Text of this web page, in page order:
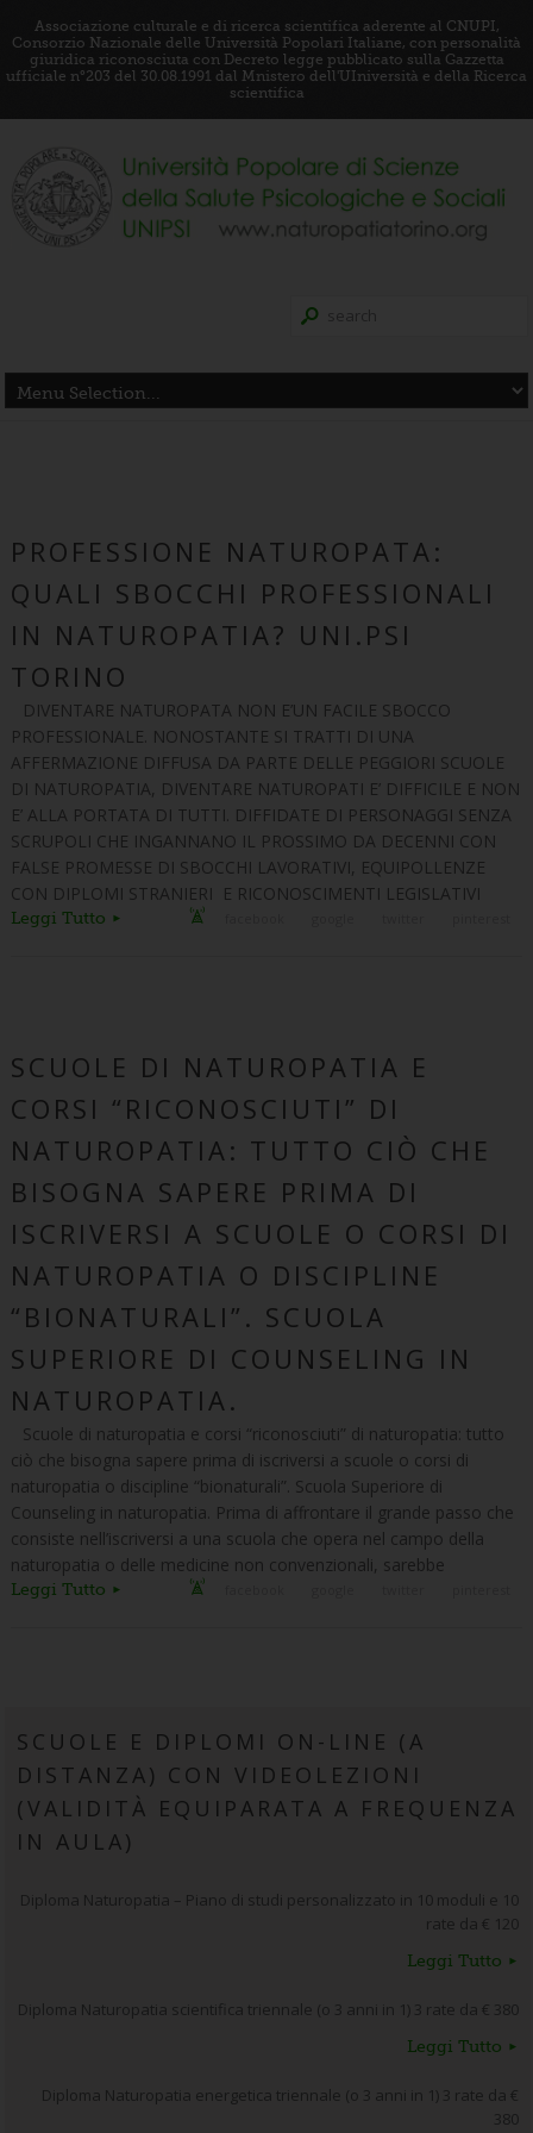
Associazione culturale e di ricerca scientifica aderente al CNUPI,
Consorzio Nazionale delle Università Popolari Italiane, con personalità
giuridica riconosciuta con Decreto legge pubblicato sulla Gazzetta
ufficiale n°203 del 30.08.1991 dal Mnistero dell'UIniversità e della Ricerca
scientifica
PROFESSIONE NATUROPATA:
QUALI SBOCCHI PROFESSIONALI
IN NATUROPATIA? UNI.PSI
TORINO
DIVENTARE NATUROPATA NON E’UN FACILE SBOCCO
PROFESSIONALE. NONOSTANTE SI TRATTI DI UNA
AFFERMAZIONE DIFFUSA DA PARTE DELLE PEGGIORI SCUOLE
DI NATUROPATIA, DIVENTARE NATUROPATI E’ DIFFICILE E NON
E’ ALLA PORTATA DI TUTTI. DIFFIDATE DI PERSONAGGI SENZA
SCRUPOLI CHE INGANNANO IL PROSSIMO DA DECENNI CON
FALSE PROMESSE DI SBOCCHI LAVORATIVI, EQUIPOLLENZE
CON DIPLOMI STRANIERI E RICONOSCIMENTI LEGISLATIVI
Leggi Tutto
SCUOLE DI NATUROPATIA E
CORSI “RICONOSCIUTI” DI
NATUROPATIA: TUTTO CIÒ CHE
BISOGNA SAPERE PRIMA DI
ISCRIVERSI A SCUOLE O CORSI DI
NATUROPATIA O DISCIPLINE
“BIONATURALI”. SCUOLA
SUPERIORE DI COUNSELING IN
NATUROPATIA.
Scuole di naturopatia e corsi “riconosciuti” di naturopatia: tutto
ciò che bisogna sapere prima di iscriversi a scuole o corsi di
naturopatia o discipline “bionaturali”. Scuola Superiore di
Counseling in naturopatia. Prima di affrontare il grande passo che
consiste nell’iscriversi a una scuola che opera nel campo della
naturopatia o delle medicine non convenzionali, sarebbe
Leggi Tutto
SCUOLE E DIPLOMI ON-LINE (A
DISTANZA) CON VIDEOLEZIONI
(VALIDITÀ EQUIPARATA A FREQUENZA
IN AULA)
Diploma Naturopatia – Piano di studi personalizzato in 10 moduli e 10
rate da € 120
Leggi Tutto
Diploma Naturopatia scientifica triennale (o 3 anni in 1) 3 rate da € 380
Leggi Tutto
Diploma Naturopatia energetica triennale (o 3 anni in 1) 3 rate da €
380